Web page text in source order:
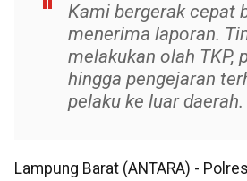
Kami bergerak cepat
menerima laporan.
melakukan olah TKP,
hingga pengejaran
pelaku ke luar daerah.
Lampung Barat (ANTARA) -